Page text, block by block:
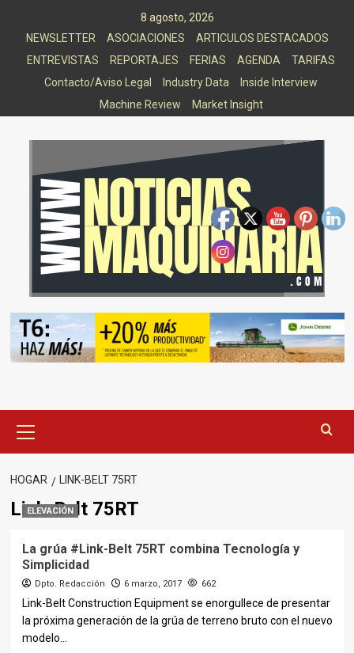
8 agosto, 2026
NEWSLETTER
ASOCIACIONES
ARTICULOS DESTACADOS
ENTREVISTAS
REPORTAJES FERIAS AGENDA
TARIFAS
Contacto/Aviso Legal
Industry Data
Inside Interview
Machine Review
Market Insight
principal
HOGAR LINK-BELT 75RT
Link-Belt 75RT
ELEVACIÓN
La grúa #Link-Belt 75RT combina Tecnología y
Simplicidad
Dpto. Redacción 6 marzo, 2017 662
Link-Belt Construction Equipment se enorgullece de presentar
la próxima generación de la grúa de terreno bruto con el nuevo
modelo...